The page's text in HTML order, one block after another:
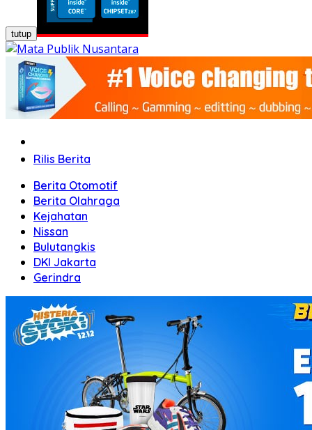
tutup
Rilis Berita
Berita Otomotif
Berita Olahraga
Kejahatan
Nissan
Bulutangkis
DKI Jakarta
Gerindra